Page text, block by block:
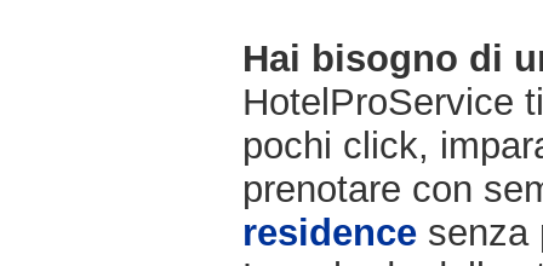
Hai bisogno di
HotelProService
pochi click,
prenotare con
residence senza